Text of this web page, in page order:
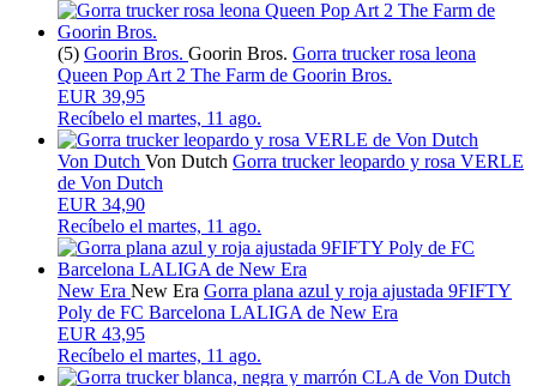
(5) Goorin Bros. Goorin Bros. Gorra trucker rosa leona
Queen Pop Art 2 The Farm de Goorin Bros.
EUR 39,95
Recíbelo el martes, 11 ago.
Von Dutch Von Dutch Gorra trucker leopardo y rosa VERLE
de Von Dutch
EUR 34,90
Recíbelo el martes, 11 ago.
New Era New Era Gorra plana azul y roja ajustada 9FIFTY
Poly de FC Barcelona LALIGA de New Era
EUR 43,95
Recíbelo el martes, 11 ago.